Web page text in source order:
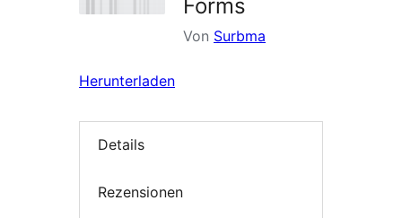
Forms
Von Surbma
Herunterladen
Details
Rezensionen